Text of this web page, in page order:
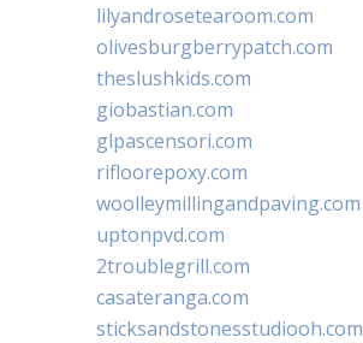
lilyandrosetearoom.com
olivesburgberrypatch.com
theslushkids.com
giobastian.com
glpascensori.com
rifloorepoxy.com
woolleymillingandpaving.com
uptonpvd.com
2troublegrill.com
casateranga.com
sticksandstonesstudiooh.com